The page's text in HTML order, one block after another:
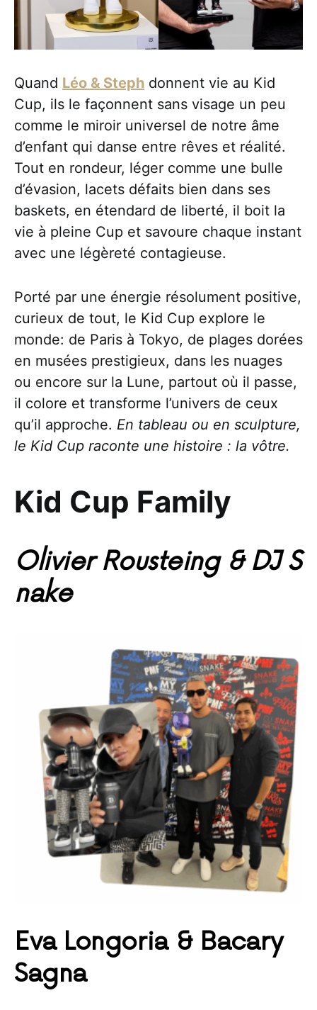
Quand Léo & Steph donnent vie au Kid
Cup, ils le façonnent sans visage un peu
comme le miroir universel de notre âme
d’enfant qui danse entre rêves et réalité.
Tout en rondeur, léger comme une bulle
d’évasion, lacets défaits bien dans ses
baskets, en étendard de liberté, il boit la
vie à pleine Cup et savoure chaque instant
avec une légèreté contagieuse.
Porté par une énergie résolument positive,
curieux de tout, le Kid Cup explore le
monde: de Paris à Tokyo, de plages dorées
en musées prestigieux, dans les nuages
ou encore sur la Lune, partout où il passe,
il colore et transforme l’univers de ceux
qu’il approche. En tableau ou en sculpture,
le Kid Cup raconte une histoire : la vôtre.
Kid Cup Family
Olivier Rousteing & DJ S
nake
Eva Longoria & Bacary
Sagna